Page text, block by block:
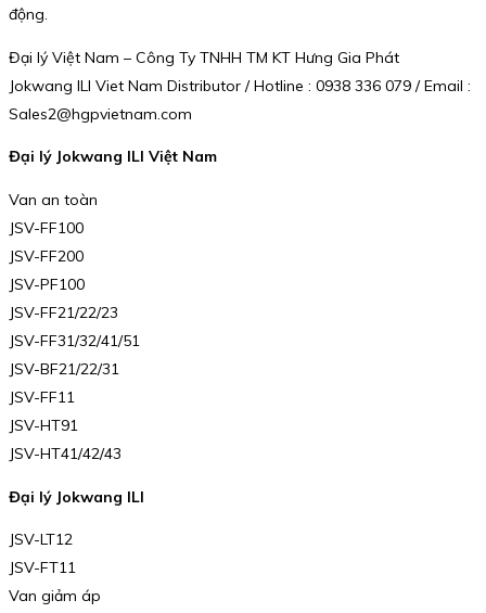
động.
Đại lý Việt Nam – Công Ty TNHH TM KT Hưng Gia Phát
Jokwang ILI Viet Nam Distributor / Hotline : 0938 336 079 / Email :
Sales2@hgpvietnam.com
Đại lý Jokwang ILI Việt Nam
Van an toàn
JSV-FF100
JSV-FF200
JSV-PF100
JSV-FF21/22/23
JSV-FF31/32/41/51
JSV-BF21/22/31
JSV-FF11
JSV-HT91
JSV-HT41/42/43
Đại lý Jokwang ILI
JSV-LT12
JSV-FT11
Van giảm áp